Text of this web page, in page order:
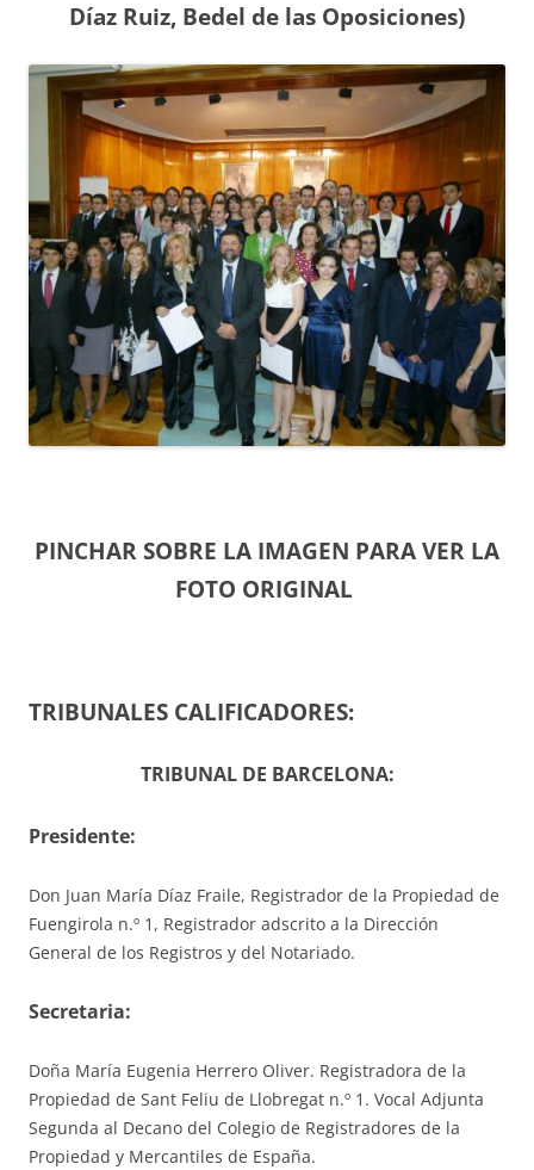
Díaz Ruiz, Bedel de las Oposiciones)
PINCHAR SOBRE LA IMAGEN PARA VER LA
FOTO ORIGINAL
TRIBUNALES CALIFICADORES:
TRIBUNAL DE BARCELONA:
Presidente:
Don Juan María Díaz Fraile, Registrador de la Propiedad de
Fuengirola n.º 1, Registrador adscrito a la Dirección
General de los Registros y del Notariado.
Secretaria:
Doña María Eugenia Herrero Oliver. Registradora de la
Propiedad de Sant Feliu de Llobregat n.º 1. Vocal Adjunta
Segunda al Decano del Colegio de Registradores de la
Propiedad y Mercantiles de España.